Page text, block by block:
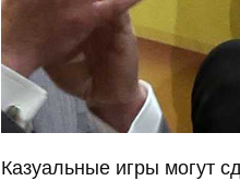
Казуальные игры могут